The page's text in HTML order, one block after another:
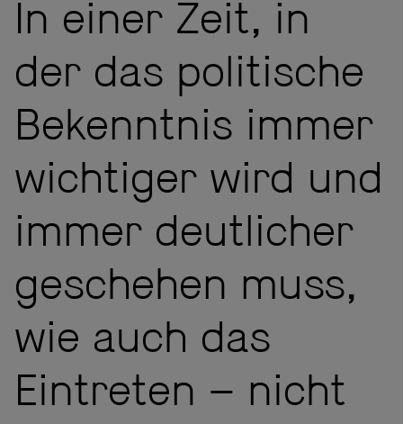
In einer Zeit, in
der das politische
Bekenntnis immer
wichtiger wird und
immer deutlicher
geschehen muss,
wie auch das
Eintreten – nicht